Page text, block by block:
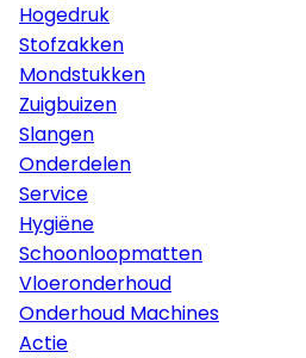
Hogedruk
Stofzakken
Mondstukken
Zuigbuizen
Slangen
Onderdelen
Service
Hygiëne
Schoonloopmatten
Vloeronderhoud
Onderhoud Machines
Actie